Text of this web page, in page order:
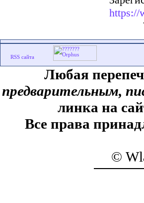
https://
Любая
предварительным,
линка на
Все права
©